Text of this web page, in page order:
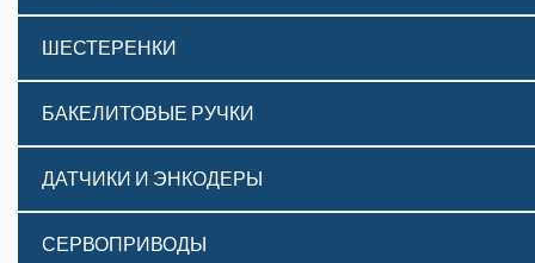
ШЕСТЕРЕНКИ
БАКЕЛИТОВЫЕ РУЧКИ
ДАТЧИКИ И ЭНКОДЕРЫ
СЕРВОПРИВОДЫ